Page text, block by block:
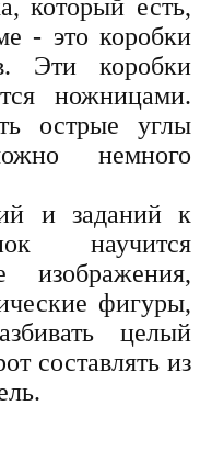
который есть,
- это коробки
Эти коробки
ножницами.
острые углы
немного
и заданий к
научится
изображения,
фигуры,
целый
составлять из